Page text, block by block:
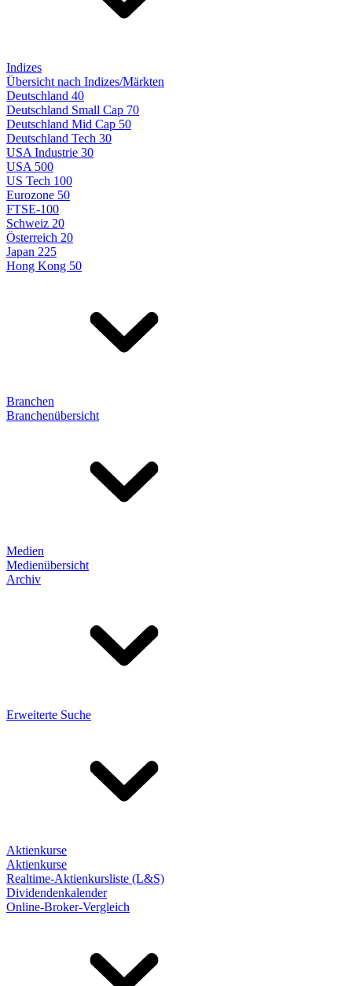
Indizes
Übersicht nach Indizes/Märkten
Deutschland 40
Deutschland Small Cap 70
Deutschland Mid Cap 50
Deutschland Tech 30
USA Industrie 30
USA 500
US Tech 100
Eurozone 50
FTSE-100
Schweiz 20
Österreich 20
Japan 225
Hong Kong 50
Branchen
Branchenübersicht
Medien
Medienübersicht
Archiv
Erweiterte Suche
Aktienkurse
Aktienkurse
Realtime-Aktienkursliste (L&S)
Dividendenkalender
Online-Broker-Vergleich